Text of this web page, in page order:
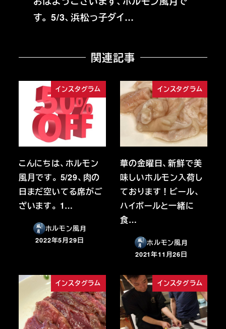
す。 5/3、浜松っ子ダイ…
関連記事
インスタグラム
こんにちは、ホルモン
風月です。 5/29、肉の
日まだ空いてる席がご
ざいます。 1…
ホルモン風月
投稿日
2022年5月29日
インスタグラム
華の金曜日、新鮮で美
味しいホルモン入荷し
ております！ビール、
ハイボールと一緒に
食…
ホルモン風月
投稿日
2021年11月26日
インスタグラム インスタグラム